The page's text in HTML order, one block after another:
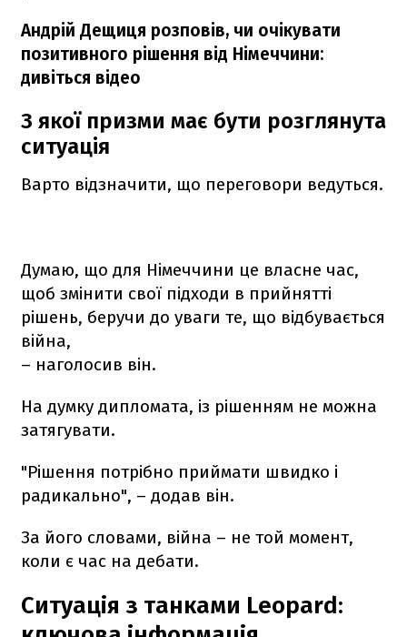
Андрій Дещиця розповів, чи очікувати
позитивного рішення від Німеччини:
дивіться відео
З якої призми має бути розглянута
ситуація
Варто відзначити, що переговори ведуться.
Думаю, що для Німеччини це власне час,
щоб змінити свої підходи в прийнятті
рішень, беручи до уваги те, що відбувається
війна,
– наголосив він.
На думку дипломата, із рішенням не можна
затягувати.
"Рішення потрібно приймати швидко і
радикально", – додав він.
За його словами, війна – не той момент,
коли є час на дебати.
Ситуація з танками Leopard: